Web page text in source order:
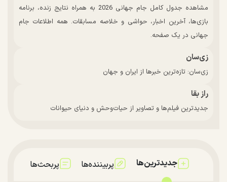
مشاهده جدول کامل جام جهانی 2026 به همراه نتایج زنده، برنامه
بازی‌ها، آخرین اخبار، حواشی و خلاصه مسابقات. همه اطلاعات جام
جهانی در یک صفحه.
زی‌سان
زی‌سان: تازه‌ترین خبرها از ایران و جهان
راز بقا
جدیدترین فیلم‌ها و تصاویر از حیات‌وحش و دنیای حیوانات
جدیدترین‌ها پربیننده‌ها پربحث‌ها